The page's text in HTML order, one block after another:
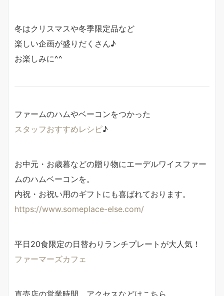
冬はクリスマスや冬季限定品など
楽しい企画が盛りだくさん♪
お楽しみに^^
ファームのハムやベーコンをつかった
スタッフおすすめレシピ♪
お中元・お歳暮などの贈り物にエーデルワイスファー
ムのハムベーコンを。
内祝・お祝い用のギフトにも喜ばれております。
https://www.someplace-else.com/
平日20食限定の日替わりランチプレートが大人気！
ファーマーズカフェ
直売店の営業時間、アクセスなどはこちら